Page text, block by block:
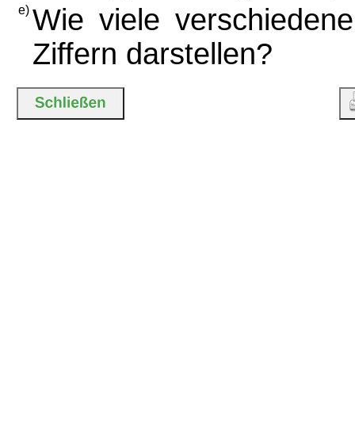
e) Wie viele
Ziffern darstellen?